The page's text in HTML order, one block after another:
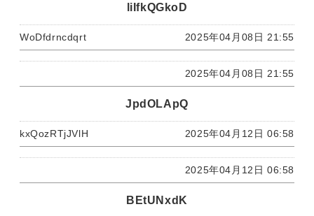
liIfkQGkoD
WoDfdrncdqrt 2025年04月08日 21:55
2025年04月08日 21:55
JpdOLApQ
kxQozRTjJVlH 2025年04月12日 06:58
2025年04月12日 06:58
BEtUNxdK